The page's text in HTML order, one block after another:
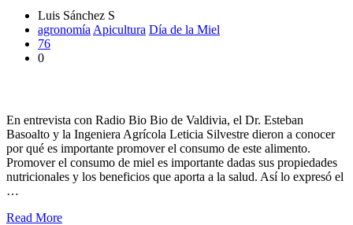
Luis Sánchez S
agronomía Apicultura Día de la Miel
76
0
En entrevista con Radio Bio Bio de Valdivia, el Dr. Esteban
Basoalto y la Ingeniera Agrícola Leticia Silvestre dieron a conocer
por qué es importante promover el consumo de este alimento.
Promover el consumo de miel es importante dadas sus propiedades
nutricionales y los beneficios que aporta a la salud. Así lo expresó el
…
Read More